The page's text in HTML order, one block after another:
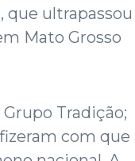
que ultrapassou
Mato Grosso
Tradição;
com que